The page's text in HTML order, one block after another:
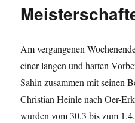
Am vergangenen
einer langen und harten
Sahin zusammen mit seinen
Christian Heinle nach Oer-
wurden vom 30.3 bis zum